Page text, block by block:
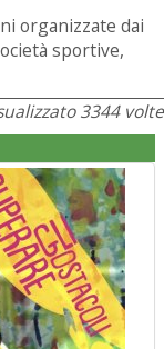
organizzate dai
sportive,
3344 volte